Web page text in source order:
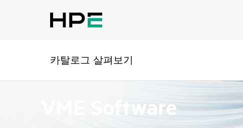
카탈로그 살펴보기
VME Software